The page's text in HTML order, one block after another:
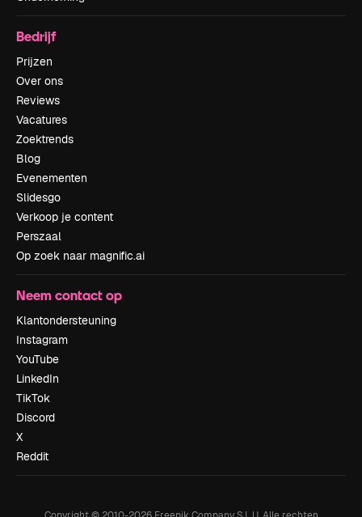
Bedrijf
Prijzen
Over ons
Reviews
Vacatures
Zoektrends
Blog
Evenementen
Slidesgo
Verkoop je content
Perszaal
Op zoek naar magnific.ai
Neem contact op
Klantondersteuning
Instagram
YouTube
LinkedIn
TikTok
Discord
X
Reddit